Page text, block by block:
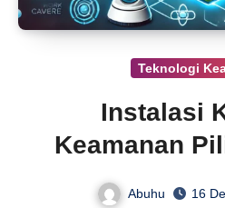
Teknologi
Instalasi
Keamanan
Abuhu
16